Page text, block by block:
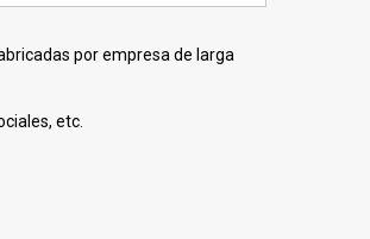
por empresa de larga
etc.